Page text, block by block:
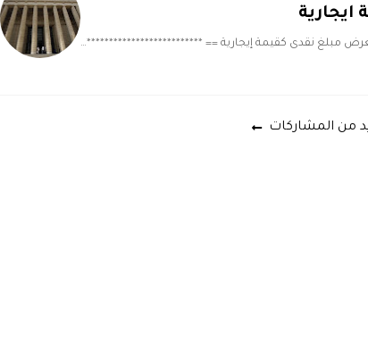
مبلغ نقدى كقيمة إيجارية == **************************…
من المشاركات